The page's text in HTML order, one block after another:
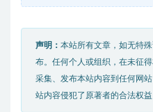
声明： 本站所有文章，如无特
布。任何个人或组织，在未征
采集、发布本站内容到任何网
站内容侵犯了原著者的合法权